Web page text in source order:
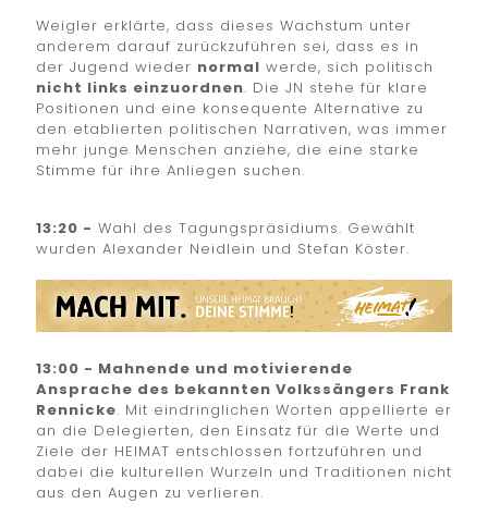
Weigler erklärte, dass dieses Wachstum unter
anderem darauf zurückzuführen sei, dass es in
der Jugend wieder normal werde, sich politisch
nicht links einzuordnen. Die JN stehe für klare
Positionen und eine konsequente Alternative zu
den etablierten politischen Narrativen, was immer
mehr junge Menschen anziehe, die eine starke
Stimme für ihre Anliegen suchen.
13:20 - Wahl des Tagungspräsidiums. Gewählt
wurden Alexander Neidlein und Stefan Köster.
13:00 - Mahnende und motivierende
Ansprache des bekannten Volkssängers Frank
Rennicke. Mit eindringlichen Worten appellierte er
an die Delegierten, den Einsatz für die Werte und
Ziele der HEIMAT entschlossen fortzuführen und
dabei die kulturellen Wurzeln und Traditionen nicht
aus den Augen zu verlieren.